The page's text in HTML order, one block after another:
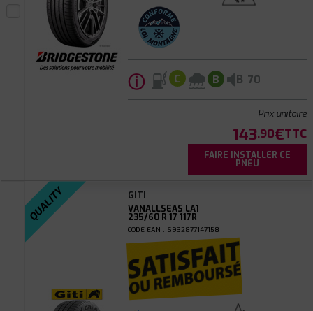
ⓘ C B B 70
Prix unitaire
143.90€TTC
FAIRE INSTALLER CE
PNEU
QUALITY
GITI
VANALLSEAS LA1
235/60 R 17 117R
CODE EAN : 6932877147158